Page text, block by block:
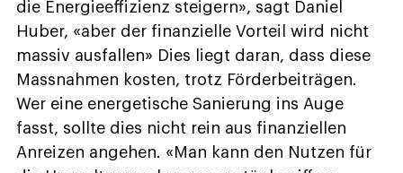
die Energieeffizienz steigern», sagt Daniel
Huber, «aber der finanzielle Vorteil wird nicht
massiv ausfallen» Dies liegt daran, dass diese
Massnahmen kosten, trotz Förderbeiträgen.
Wer eine energetische Sanierung ins Auge
fasst, sollte dies nicht rein aus finanziellen
Anreizen angehen. «Man kann den Nutzen für